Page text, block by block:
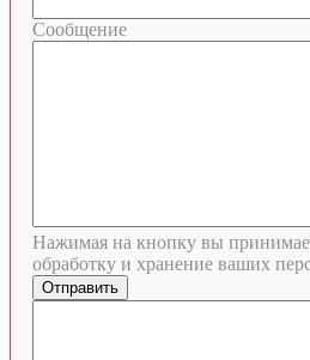
Сообщение
Нажимая на кнопку вы
обработку и хранение ваших